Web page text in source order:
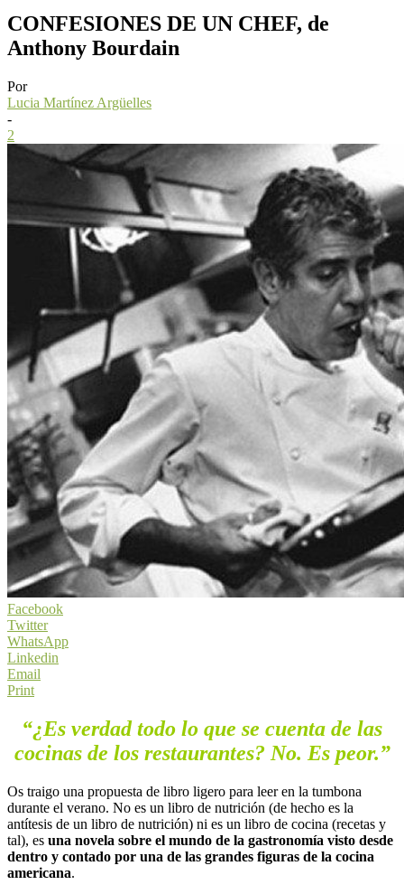
CONFESIONES DE UN CHEF, de
Anthony Bourdain
Por
Lucia Martínez Argüelles
-
2
Facebook
Twitter
WhatsApp
Linkedin
Email
Print
“¿Es verdad todo lo que se cuenta de las
cocinas de los restaurantes? No. Es peor.”
Os traigo una propuesta de libro ligero para leer en la tumbona
durante el verano. No es un libro de nutrición (de hecho es la
antítesis de un libro de nutrición) ni es un libro de cocina (recetas y
tal), es una novela sobre el mundo de la gastronomía visto desde
dentro y contado por una de las grandes figuras de la cocina
americana.